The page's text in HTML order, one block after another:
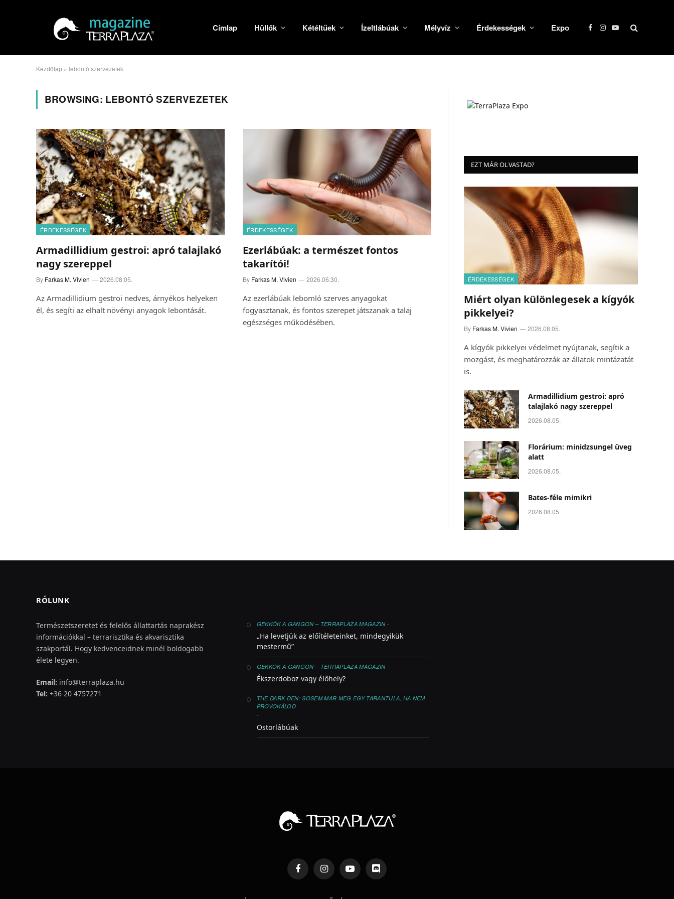
Címlap Hüllők Kétéltűek Ízeltlábúak Mélyvíz Érdekességek Expo Facebook
Instagram
YouTube
Kezdőlap » lebontó szervezetek
BROWSING: LEBONTÓ SZERVEZETEK
ÉRDEKESSÉGEK
Armadillidium gestroi: apró talajlakó
nagy szereppel
By Farkas M. Vivien 2026.08.05.
Az Armadillidium gestroi nedves, árnyékos helyeken
él, és segíti az elhalt növényi anyagok lebontását.
ÉRDEKESSÉGEK
Ezerlábúak: a természet fontos
takarítói!
By Farkas M. Vivien 2026.06.30.
Az ezerlábúak lebomló szerves anyagokat
fogyasztanak, és fontos szerepet játszanak a talaj
egészséges működésében.
EZT MÁR OLVASTAD?
ÉRDEKESSÉGEK
Miért olyan különlegesek a kígyók
pikkelyei?
By Farkas M. Vivien 2026.08.05.
A kígyók pikkelyei védelmet nyújtanak, segítik a
mozgást, és meghatározzák az állatok mintázatát
is.
Armadillidium gestroi: apró
talajlakó nagy szereppel
2026.08.05.
Florárium: minidzsungel üveg
alatt
2026.08.05.
Bates-féle mimikri
2026.08.05.
RÓLUNK
Természetszeretet és felelős állattartás naprakész
információkkal – terrarisztika és akvarisztika
szakportál. Hogy kedvenceidnek minél boldogabb
élete legyen.
Email: info@terraplaza.hu
Tel: +36 20 4757271
GEKKÓK A GANGON – TERRAPLAZA MAGAZIN -
„Ha levetjük az előítéleteinket, mindegyikük
mestermű”
GEKKÓK A GANGON – TERRAPLAZA MAGAZIN -
Ékszerdoboz vagy élőhely?
THE DARK DEN: SOSEM MAR MEG EGY TARANTULA, HA NEM
PROVOKÁLOD
-
Ostorlábúak
FacebookInstagramYouTubeDiscord